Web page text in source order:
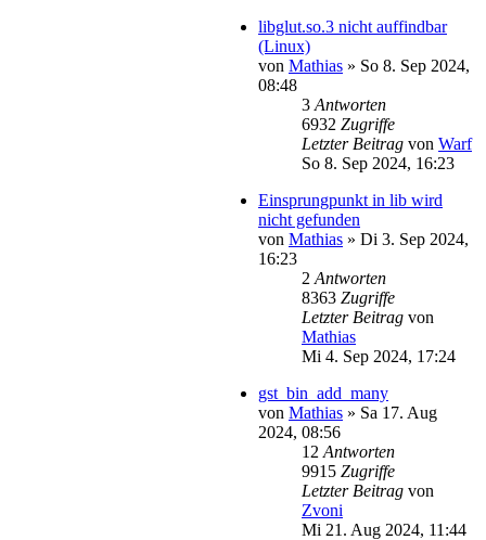
libglut.so.3 nicht auffindbar
(Linux)
von Mathias » So 8. Sep 2024,
08:48
3 Antworten
6932 Zugriffe
Letzter Beitrag von Warf
So 8. Sep 2024, 16:23
Einsprungpunkt in lib wird
nicht gefunden
von Mathias » Di 3. Sep 2024,
16:23
2 Antworten
8363 Zugriffe
Letzter Beitrag von
Mathias
Mi 4. Sep 2024, 17:24
gst_bin_add_many
von Mathias » Sa 17. Aug
2024, 08:56
12 Antworten
9915 Zugriffe
Letzter Beitrag von
Zvoni
Mi 21. Aug 2024, 11:44